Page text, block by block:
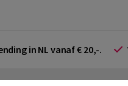
in NL vanaf € 20,-.